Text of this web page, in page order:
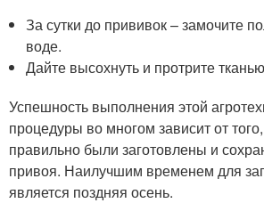
За сутки до прививок – замочите
воде.
Дайте высохнуть и протрите
Успешность выполнения этой
процедуры во многом зависит от
правильно были заготовлены и
привоя. Наилучшим временем для
является поздняя осень.